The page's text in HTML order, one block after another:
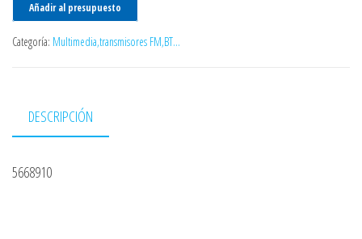
Añadir al presupuesto
Categoría: Multimedia,transmisores FM,BT...
DESCRIPCIÓN
5668910